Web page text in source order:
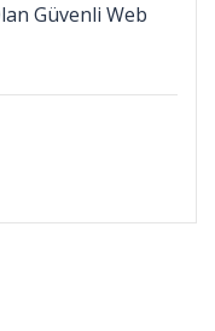
Güvenli Web